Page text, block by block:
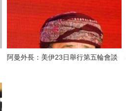
阿曼外長：美伊23日舉行第五輪會談